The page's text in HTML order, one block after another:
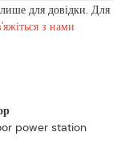
для довідки. Для
з нами